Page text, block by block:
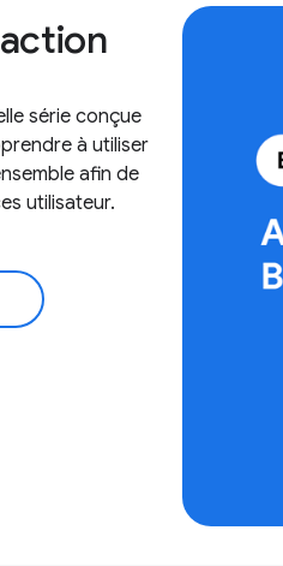
série conçue
à utiliser
afin de
utilisateur.